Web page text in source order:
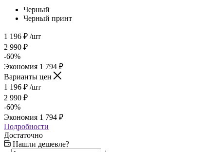
Черный
Черный принт
1 196 ₽ /шт
2 990 ₽
-60%
Экономия 1 794 ₽
Варианты цен
1 196 ₽ /шт
2 990 ₽
-60%
Экономия 1 794 ₽
Подробности
Достаточно
Нашли дешевле?